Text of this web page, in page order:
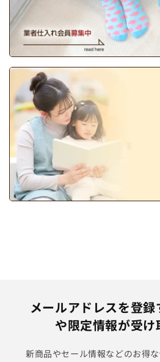
メールアドレスを登
や限定情報が受け
新商品やセール情報などのお得な